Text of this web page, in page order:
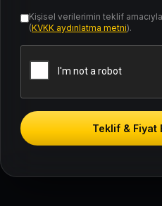
Kişisel verilerimin teklif
(KVKK aydınlatma metni).
Teklif & Fiyat